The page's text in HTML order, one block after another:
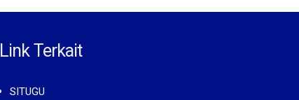
Link Terkait
SITUGU